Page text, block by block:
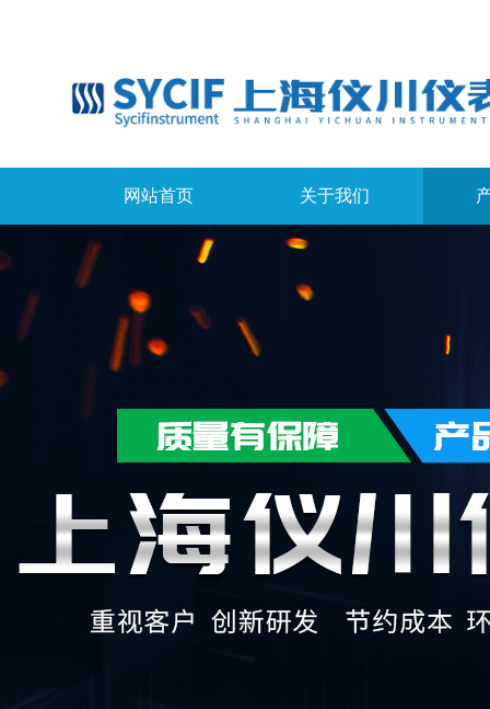
网站首页 关于我们